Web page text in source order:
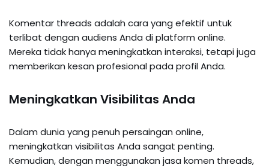
Komentar threads adalah cara yang efektif untuk
terlibat dengan audiens Anda di platform online.
Mereka tidak hanya meningkatkan interaksi, tetapi juga
memberikan kesan profesional pada profil Anda.
Meningkatkan Visibilitas Anda
Dalam dunia yang penuh persaingan online,
meningkatkan visibilitas Anda sangat penting.
Kemudian, dengan menggunakan jasa komen threads,